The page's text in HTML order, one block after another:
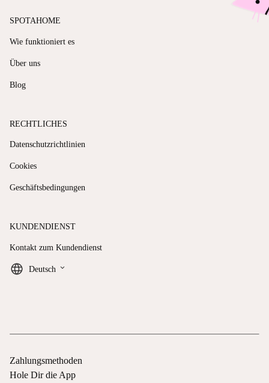
SPOTAHOME
Wie funktioniert es
Über uns
Blog
RECHTLICHES
Datenschutzrichtlinien
Cookies
Geschäftsbedingungen
KUNDENDIENST
Kontakt zum Kundendienst
Deutsch keyboard_arrow_down
Zahlungsmethoden
Hole Dir die App